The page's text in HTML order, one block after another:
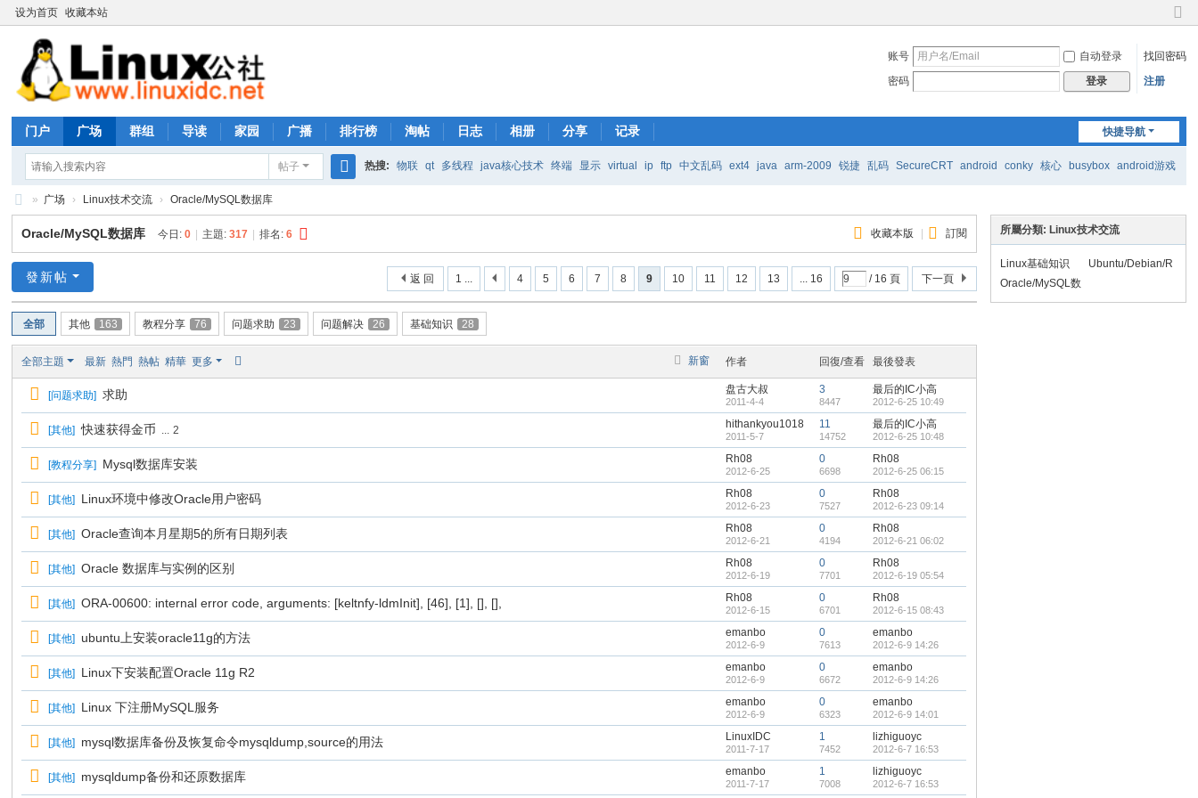
设为首页 收藏本站
切
到
账号 自动登录
找回密码
密码
登录 注册
快捷导航
门户 广场 群组 导读 家园 广播 排行榜 淘帖 日志 相册 分享 记录
帖子
索
热搜: 物联 qt 多线程 java核心技术 终端 显示 virtual ip ftp 中文乱码 ext4 java arm-2009 锐捷 乱码 SecureCRT android conky 核心 busybox android游戏
Li
nu
公
社
论
坛
» 广场 › Linux技术交流 › Oracle/MySQL数据库
收藏本版 訂閱
Oracle/MySQL数据库 今日:0 主題:317 排名:6
1 ... 4 5 6 7 8 9 10 11 12 13 ... 16 / 16 頁 下一頁
返 回
發新帖
全部 其他 163 教程分享 76 问题求助 23 问题解决 26 基础知识 28
新窗
全部主題 最新 熱門 熱帖 精華 更多 作者 回復/查看 最後發表
[问题求助] 求助 盘古大叔
2011-4-4
3
8447
最后的IC小高
2012-6-25 10:49
[其他] 快速获得金币 ... 2 hithankyou1018
2011-5-7
11
14752
最后的IC小高
2012-6-25 10:48
[教程分享] Mysql数据库安装 Rh08
2012-6-25
0
6698
Rh08
2012-6-25 06:15
[其他] Linux环境中修改Oracle用户密码 Rh08
2012-6-23
0
7527
Rh08
2012-6-23 09:14
[其他] Oracle查询本月星期5的所有日期列表 Rh08
2012-6-21
0
4194
Rh08
2012-6-21 06:02
[其他] Oracle 数据库与实例的区别 Rh08
2012-6-19
0
7701
Rh08
2012-6-19 05:54
[其他] ORA-00600: internal error code, arguments: [keltnfy-ldmInit], [46], [1], [], [], Rh08
2012-6-15
0
6701
Rh08
2012-6-15 08:43
[其他] ubuntu上安装oracle11g的方法 emanbo
2012-6-9
0
7613
emanbo
2012-6-9 14:26
[其他] Linux下安装配置Oracle 11g R2 emanbo
2012-6-9
0
6672
emanbo
2012-6-9 14:26
[其他] Linux 下注册MySQL服务 emanbo
2012-6-9
0
6323
emanbo
2012-6-9 14:01
[其他] mysql数据库备份及恢复命令mysqldump,source的用法 LinuxIDC
2011-7-17
1
7452
lizhiguoyc
2012-6-7 16:53
[其他] mysqldump备份和还原数据库 emanbo
2011-7-17
1
7008
lizhiguoyc
2012-6-7 16:53
所屬分類: Linux技术交流
Linux基础知识
Ubuntu/Debian/R
Oracle/MySQL数
据库